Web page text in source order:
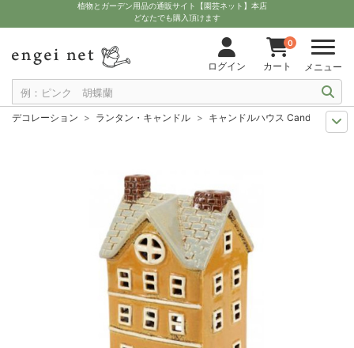
植物とガーデン用品の通販サイト【園芸ネット】本店
どなたでも購入頂けます
ログイン
0
カート メニュー
デコレーション ランタン・キャンドル
キャンドルハウス Candle house